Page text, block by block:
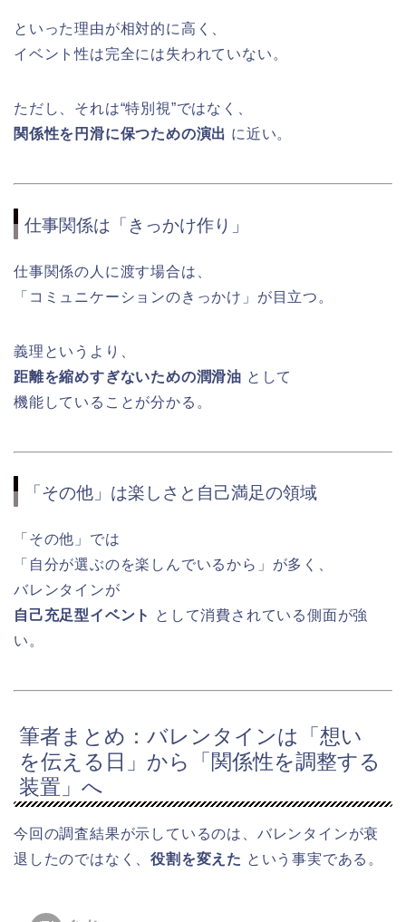
といった理由が相対的に高く、
イベント性は完全には失われていない。
ただし、それは“特別視”ではなく、
関係性を円滑に保つための演出 に近い。
仕事関係は「きっかけ作り」
仕事関係の人に渡す場合は、
「コミュニケーションのきっかけ」が目立つ。
義理というより、
距離を縮めすぎないための潤滑油 として
機能していることが分かる。
「その他」は楽しさと自己満足の領域
「その他」では
「自分が選ぶのを楽しんでいるから」が多く、
バレンタインが
自己充足型イベント
として消費されている側面が強
い。
筆者まとめ：バレンタインは「想い
を伝える日」から「関係性を調整する
装置」へ
今回の調査結果が示しているのは、バレンタインが衰
退したのではなく、役割を変えた という事実である。